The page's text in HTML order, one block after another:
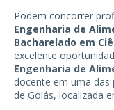
Podem concorrer
Engenharia de
Bacharelado em
excelente
Engenharia de
docente em uma das
de Goiás, localizada